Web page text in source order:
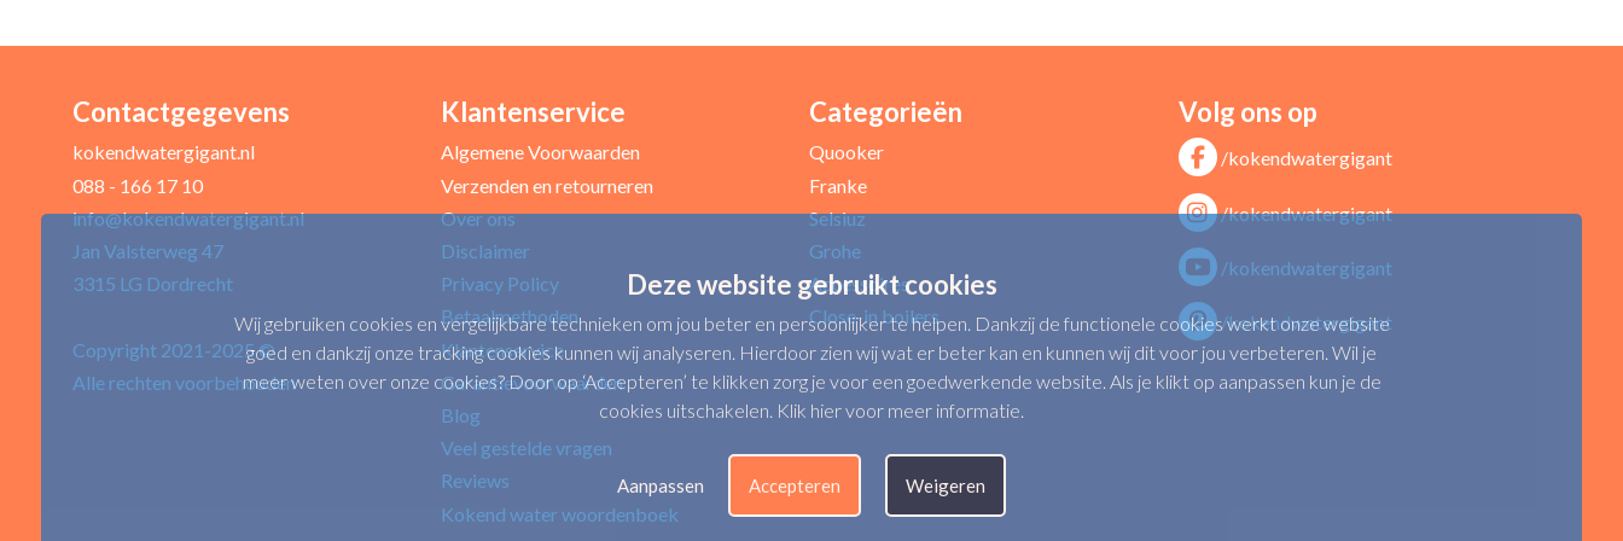
Uw naam * Uw e-mailadres *
Uw recensie *
Verbeter punten
Contactgegevens
kokendwatergigant.nl
088 - 166 17 10
info@kokendwatergigant.nl
Jan Valsterweg 47
3315 LG Dordrecht
Copyright 2021-2025 ©
Alle rechten voorbehouden
Klantenservice
Algemene Voorwaarden
Verzenden en retourneren
Over ons
Disclaimer
Privacy Policy
Betaalmethoden
Klantenservice
Garantievoorwaarden
Blog
Veel gestelde vragen
Reviews
Kokend water woordenboek
Categorieën
Quooker
Franke
Selsiuz
Grohe
Accessoires
Close-in boilers
Volg ons op
/kokendwatergigant
/kokendwatergigant
/kokendwatergigant
/kokendwatergigant
Deze website gebruikt cookies
Wij gebruiken cookies en vergelijkbare technieken om jou beter en persoonlijker te helpen. Dankzij de functionele cookies werkt onze website
goed en dankzij onze tracking cookies kunnen wij analyseren. Hierdoor zien wij wat er beter kan en kunnen wij dit voor jou verbeteren. Wil je
meer weten over onze cookies? Door op ‘Accepteren’ te klikken zorg je voor een goedwerkende website. Als je klikt op aanpassen kun je de
cookies uitschakelen. Klik hier voor meer informatie.
Aanpassen Accepteren Weigeren